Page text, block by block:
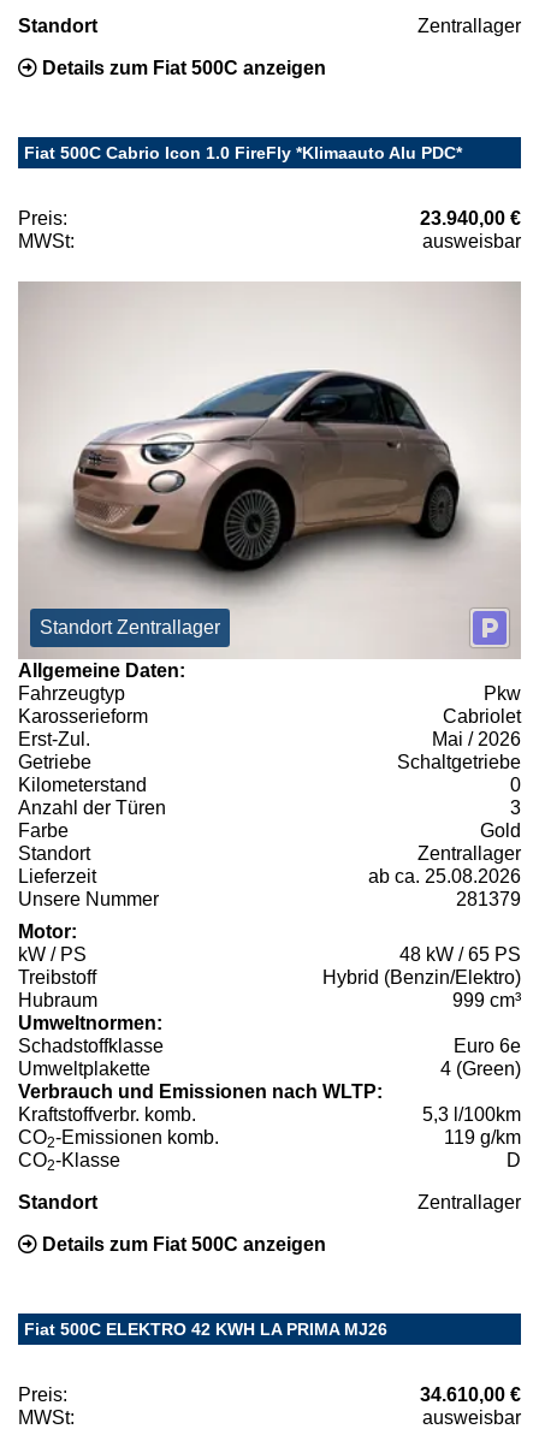
Standort Zentrallager
Details zum Fiat 500C anzeigen
Fiat 500C Cabrio Icon 1.0 FireFly *Klimaauto Alu PDC*
Preis:
23.940,00 €
MWSt:
ausweisbar
Standort Zentrallager
Allgemeine Daten:
Fahrzeugtyp
Pkw
Karosserieform
Cabriolet
Erst-Zul.
Mai / 2026
Getriebe
Schaltgetriebe
Kilometerstand
0
Anzahl der Türen
3
Farbe
Gold
Standort
Zentrallager
Lieferzeit
ab ca. 25.08.2026
Unsere Nummer
281379
Motor:
kW / PS
48 kW / 65 PS
Treibstoff
Hybrid (Benzin/Elektro)
Hubraum
999 cm³
Umweltnormen:
Schadstoffklasse
Euro 6e
Umweltplakette
4 (Green)
Verbrauch und Emissionen nach WLTP:
Kraftstoffverbr. komb.
5,3 l/100km
CO2-Emissionen komb.
119 g/km
CO2-Klasse D
Standort Zentrallager
Details zum Fiat 500C anzeigen
Fiat 500C ELEKTRO 42 KWH LA PRIMA MJ26
Preis:
34.610,00 €
MWSt:
ausweisbar